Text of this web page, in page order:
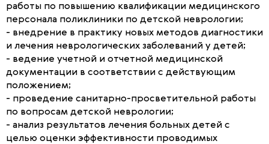
работы по повышению квалификации медицинского
персонала поликлиники по детской неврологии;
- внедрение в практику новых методов диагностики
и лечения неврологических заболеваний у детей;
- ведение учетной и отчетной медицинской
документации в соответствии с действующим
положением;
- проведение санитарно-просветительной работы
по вопросам детской неврологии;
- анализ результатов лечения больных детей с
целью оценки эффективности проводимых